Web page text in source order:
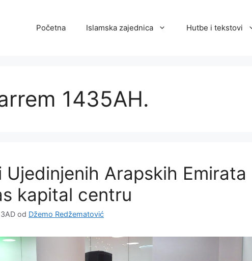
Početna Islamska zajednica Hutbe i tekstovi
1435AH.
Arapskih Emirata
kapital centru
od Džemo Redžematović